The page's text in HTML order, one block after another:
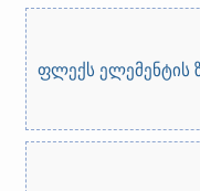
ფლექს ელემენტის